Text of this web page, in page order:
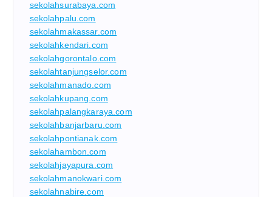
sekolahsurabaya.com
sekolahpalu.com
sekolahmakassar.com
sekolahkendari.com
sekolahgorontalo.com
sekolahtanjungselor.com
sekolahmanado.com
sekolahkupang.com
sekolahpalangkaraya.com
sekolahbanjarbaru.com
sekolahpontianak.com
sekolahambon.com
sekolahjayapura.com
sekolahmanokwari.com
sekolahnabire.com